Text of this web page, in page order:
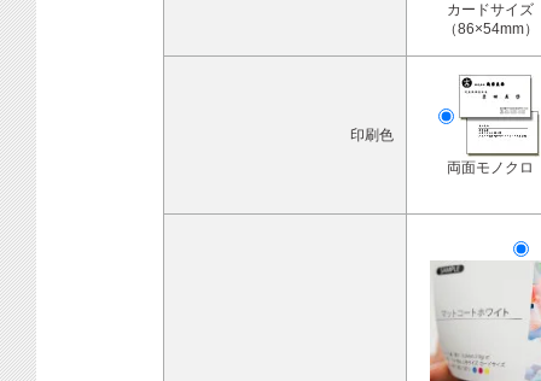
カードサイズ
（86×54mm）
印刷色
両面モノクロ